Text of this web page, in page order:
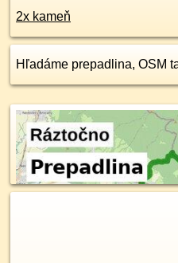
2x kameň
Hľadáme prepadlina, OSM